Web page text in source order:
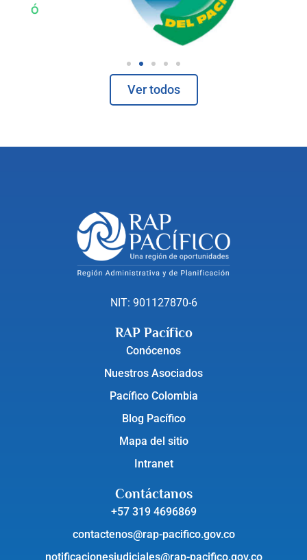
Ver todos
NIT: 901127870-6
RAP Pacífico
Conócenos
Nuestros Asociados
Pacífico Colombia
Blog Pacífico
Mapa del sitio
Intranet
Contáctanos
+57 319 4696869
contactenos@rap-pacifico.gov.co
notificacionesjudiciales@rap-pacifico.gov.co